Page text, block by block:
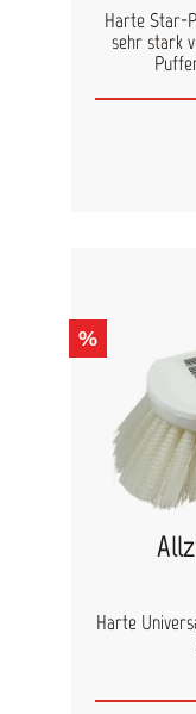
Harte Star-
sehr stark
%
Harte